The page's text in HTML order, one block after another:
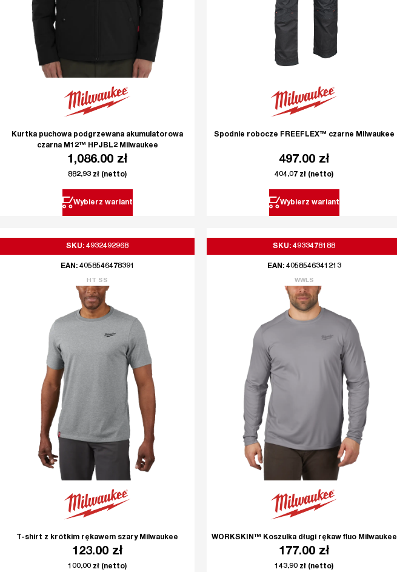
Kurtka puchowa podgrzewana akumulatorowa
czarna M12™ HPJBL2 Milwaukee
1,086.00 zł
882.93 zł (netto)
Wybierz wariant
Spodnie robocze FREEFLEX™ czarne Milwaukee
497.00 zł
404.07 zł (netto)
Wybierz wariant
SKU: 4932492968
EAN: 4058546478391
HT SS
T-shirt z krótkim rękawem szary Milwaukee
123.00 zł
100.00 zł (netto)
SKU: 4933478188
EAN: 4058546341213
WWLS
WORKSKIN™ Koszulka długi rękaw fluo Milwaukee
177.00 zł
143.90 zł (netto)